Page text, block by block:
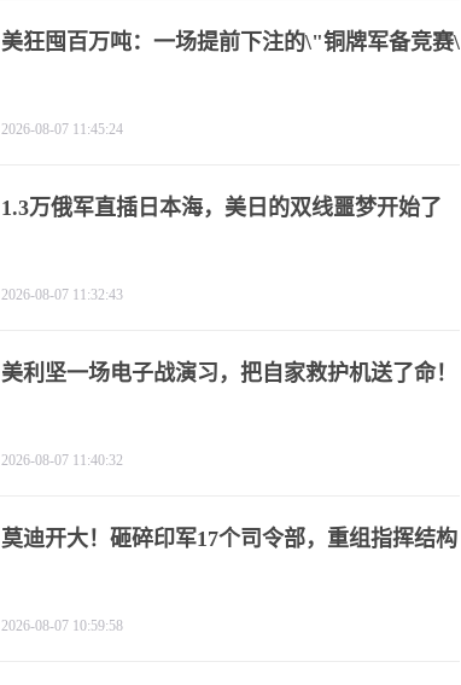
美狂囤百万吨：一场提前下注的\"铜牌军备竞赛\"
2026-08-07 11:45:24
1.3万俄军直插日本海，美日的双线噩梦开始了
2026-08-07 11:32:43
美利坚一场电子战演习，把自家救护机送了命！
2026-08-07 11:40:32
莫迪开大！砸碎印军17个司令部，重组指挥结构
2026-08-07 10:59:58